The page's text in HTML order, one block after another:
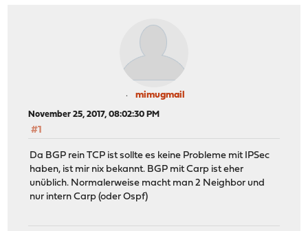
mimugmail
November 25, 2017, 08:02:30 PM
#1
Da BGP rein TCP ist sollte es keine Probleme mit IPSec
haben, ist mir nix bekannt. BGP mit Carp ist eher
unüblich. Normalerweise macht man 2 Neighbor und
nur intern Carp (oder Ospf)